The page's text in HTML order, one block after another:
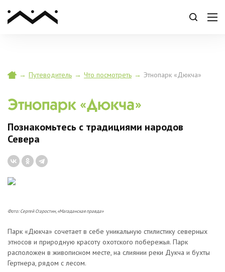
→ Путеводитель → Что посмотреть → Этнопарк «Дюкча»
Этнопарк «Дюкча»
Познакомьтесь с традициями народов
Севера
Фото: Сергей Старостин, «Магаданская правда»
Парк «Дюкча» сочетает в себе уникальную стилистику северных
этносов и природную красоту охотского побережья. Парк
расположен в живописном месте, на слиянии реки Дукча и бухты
Гертнера, рядом с лесом.